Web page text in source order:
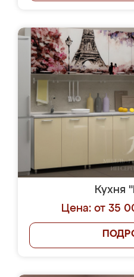
Кухня
Цена: от 35